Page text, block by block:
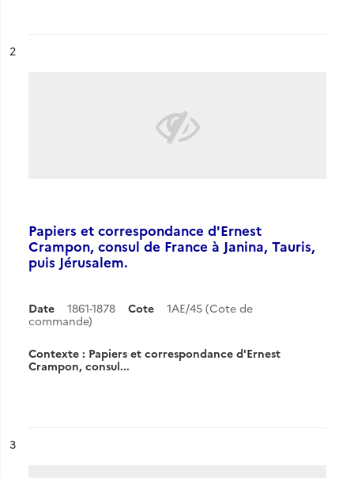
n°
2
Papiers et correspondance d'Ernest
Crampon, consul de France à Janina, Tauris,
puis Jérusalem.
Date 1861-1878 Cote
1AE/45 (Cote de
commande)
Contexte : Papiers et correspondance d'Ernest
Crampon, consul...
n°
3